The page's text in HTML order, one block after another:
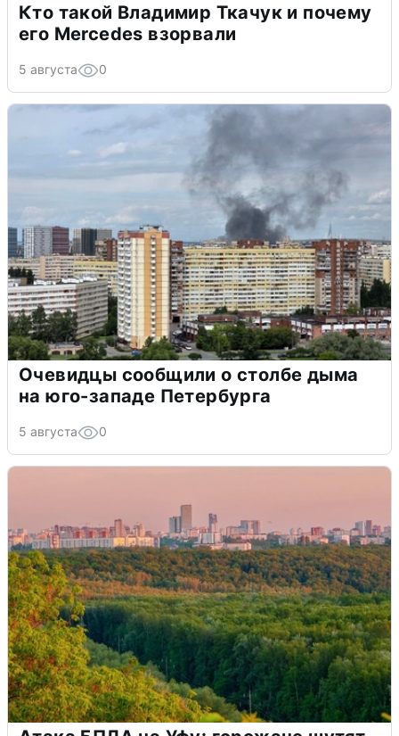
Кто такой Владимир Ткачук и почему
его Mercedes взорвали
5 августа 0
Очевидцы сообщили о столбе дыма
на юго-западе Петербурга
5 августа 0